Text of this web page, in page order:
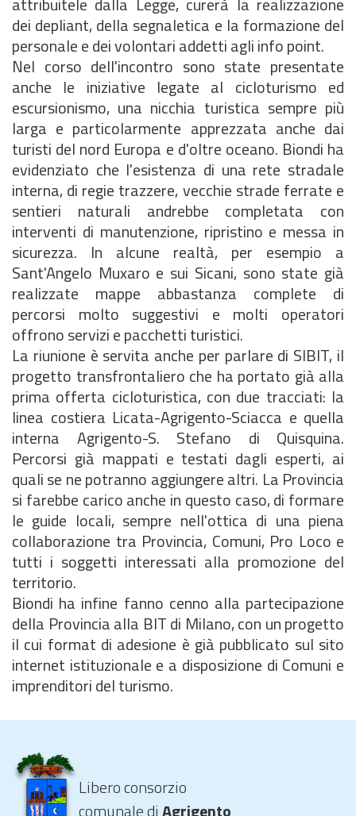
dei depliant, della segnaletica e la formazione del
personale e dei volontari addetti agli info point.
Nel corso dell'incontro sono state presentate
anche le iniziative legate al cicloturismo ed
escursionismo, una nicchia turistica sempre più
larga e particolarmente apprezzata anche dai
turisti del nord Europa e d'oltre oceano. Biondi ha
evidenziato che l'esistenza di una rete stradale
interna, di regie trazzere, vecchie strade ferrate e
sentieri naturali andrebbe completata con
interventi di manutenzione, ripristino e messa in
sicurezza. In alcune realtà, per esempio a
Sant'Angelo Muxaro e sui Sicani, sono state già
realizzate mappe abbastanza complete di
percorsi molto suggestivi e molti operatori
offrono servizi e pacchetti turistici.
La riunione è servita anche per parlare di SIBIT, il
progetto transfrontaliero che ha portato già alla
prima offerta cicloturistica, con due tracciati: la
linea costiera Licata-Agrigento-Sciacca e quella
interna Agrigento-S. Stefano di Quisquina.
Percorsi già mappati e testati dagli esperti, ai
quali se ne potranno aggiungere altri. La Provincia
si farebbe carico anche in questo caso, di formare
le guide locali, sempre nell'ottica di una piena
collaborazione tra Provincia, Comuni, Pro Loco e
tutti i soggetti interessati alla promozione del
territorio.
Biondi ha infine fanno cenno alla partecipazione
della Provincia alla BIT di Milano, con un progetto
il cui format di adesione è già pubblicato sul sito
internet istituzionale e a disposizione di Comuni e
imprenditori del turismo.
Libero consorzio
comunale diAgrigento